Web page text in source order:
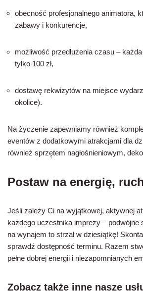
obecność profesjonalnego animatora,
zabawy i konkurencje,
możliwość przedłużenia czasu –
tylko 100 zł,
dostawę rekwizytów na miejsce
okolice).
Na życzenie zapewniamy również
eventów z dodatkowymi atrakcjami dla
również sprzętem nagłośnieniowym,
Postaw na energię,
Jeśli zależy Ci na wyjątkowej, aktywnej
każdego uczestnika imprezy – podwójne
na wynajem to strzał w dziesiątkę!
sprawdź dostępność terminu. Razem
pełne dobrej energii i niezapomnianych
Zobacz także inne nasze